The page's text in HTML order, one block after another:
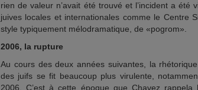
rien de valeur n’avait été trouvé et l’incident a été
juives locales et internationales comme le Centre
style typiquement mélodramatique, de «pogrom».
2006, la rupture
Au cours des deux années suivantes, la
des juifs se fit beaucoup plus virulente,
2006. C’est à cette époque que Chavez